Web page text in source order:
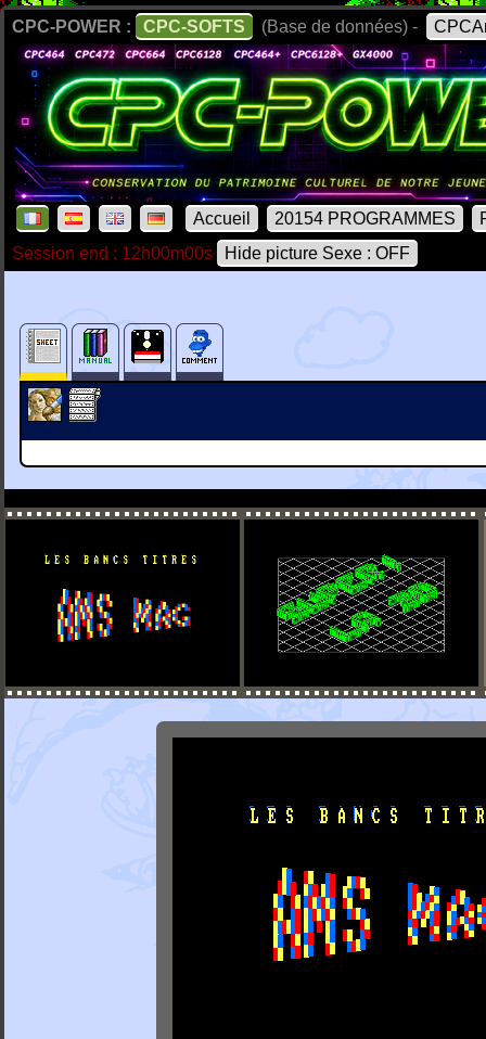
CPC-POWER : CPC-SOFTS (Base de données) -
Accueil 20154 PROGRAMMES
Session end : 12h00m00s
Hide picture Sexe : OFF